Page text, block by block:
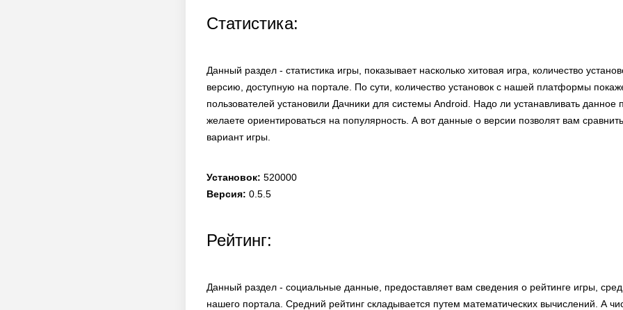
Статистика:
Данный раздел - статистика игры, показывает насколько хитовая игра, количество
версию, доступную на портале. По сути, количество установок с нашей платформы
пользователей установили Дачники для системы Android. Надо ли устанавливать
желаете ориентироваться на популярность. А вот данные о версии позволят вам
вариант игры.
Установок: 520000
Версия: 0.5.5
Рейтинг:
Данный раздел - социальные данные, предоставляет вам сведения о рейтинге игры,
нашего портала. Средний рейтинг складывается путем математических вычислений. А